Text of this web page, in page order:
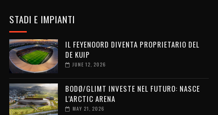
STADI E IMPIANTI
IL FEYENOORD DIVENTA PROPRIETARIO DEL
DE KUIP
JUNE 12, 2026
BODØ/GLIMT INVESTE NEL FUTURO: NASCE
L’ARCTIC ARENA
MAY 21, 2026